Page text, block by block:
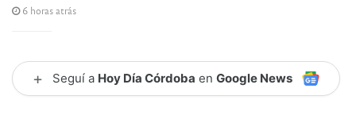
6 horas atrás
+ Seguí a Hoy Día Córdoba en Google News